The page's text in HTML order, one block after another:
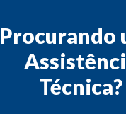
Procurando
Técnica?